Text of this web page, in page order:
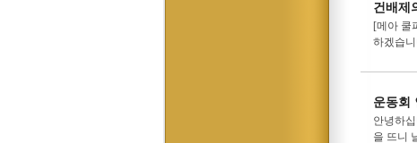
건배제
[메아 쿨
하겠습
운동회
안녕하
을 뜨니